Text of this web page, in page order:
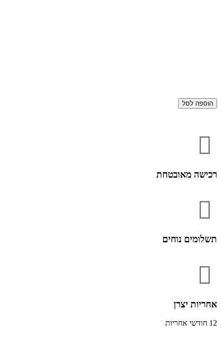
הוספה לסל
רכישה מאובטחת
תשלומים נוחים
אחריות יצרן
12 חודשי אחריות